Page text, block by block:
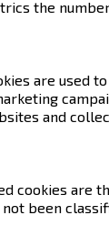
the
are used
and
cookies are
been